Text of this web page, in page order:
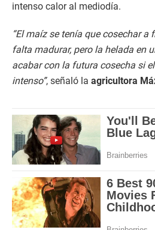
intenso calor al mediodía.
“El maíz se tenía que cosechar a
falta madurar, pero la helada en
acabar con la futura cosecha si
intenso”, señaló la agricultora